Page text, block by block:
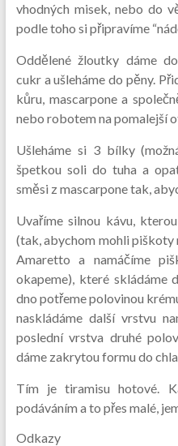
vhodných misek, nebo do
podle toho si připravíme
Oddělené žloutky dáme
cukr a ušleháme do pěny.
kůru, mascarpone a
nebo robotem na pomalejší
Ušleháme si 3 bílky
špetkou soli do tuha a
směsi z mascarpone tak,
Uvaříme silnou kávu,
(tak, abychom mohli piškoty
Amaretto a namáčíme
okapeme), které skládáme
dno potřeme polovinou
naskládáme další vrstvu
poslední vrstva druhé
dáme zakrytou formu do
Tím je tiramisu hotové.
podáváním a to přes malé,
Odkazy